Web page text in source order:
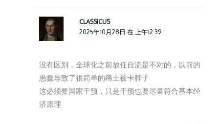
CLASSICUS
2025年10月28日 在 上午12:39
没有区别，全球化之前放任自流是不对的，以前的
愚蠢导致了很简单的稀土被卡脖子
这必须要国家干预，只是干预也要尽量符合基本经
济原理